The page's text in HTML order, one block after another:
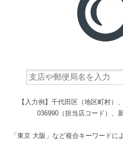
【入力例】千代田区（地区町村）
036990（担当店コード）、
「東京 大阪」など複合キーワード